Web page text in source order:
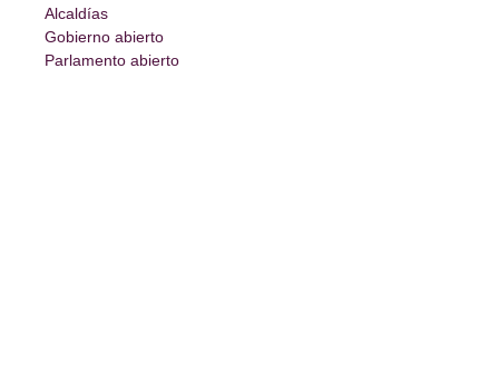
Alcaldías
Gobierno abierto
Parlamento abierto